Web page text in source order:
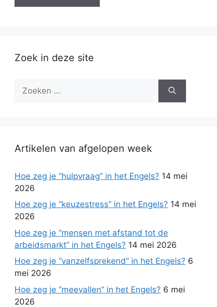
Zoek in deze site
naar:
Artikelen van afgelopen week
Hoe zeg je “hulpvraag” in het Engels? 14 mei
2026
Hoe zeg je “keuzestress” in het Engels? 14 mei
2026
Hoe zeg je “mensen met afstand tot de
arbeidsmarkt” in het Engels? 14 mei 2026
Hoe zeg je “vanzelfsprekend” in het Engels? 6
mei 2026
Hoe zeg je “meevallen” in het Engels? 6 mei
2026